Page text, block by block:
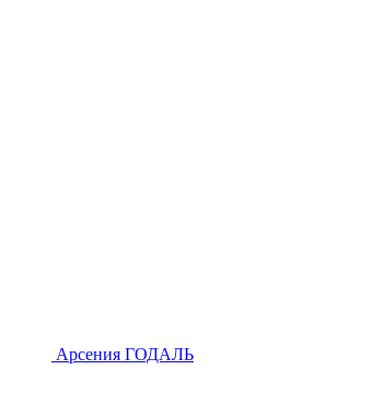
Арсения ГОДАЛЬ